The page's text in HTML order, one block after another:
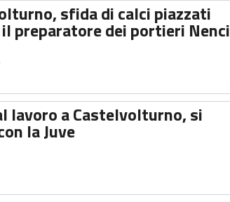
sfida di calci piazzati
preparatore dei portieri Nenci
lavoro a Castelvolturno, si
la Juve